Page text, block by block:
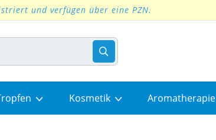
und verfügen über eine PZN.
Suchen
Kosmetik Aromatherapie